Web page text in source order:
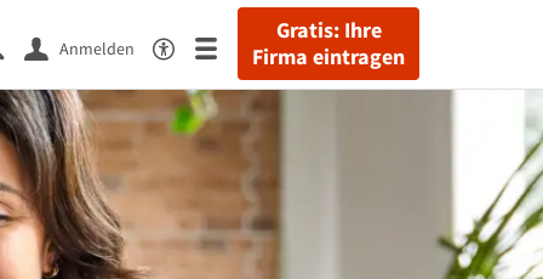
Gratis: Ihre
Firma eintragen
Anmelden